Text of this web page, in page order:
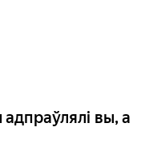
вы, а